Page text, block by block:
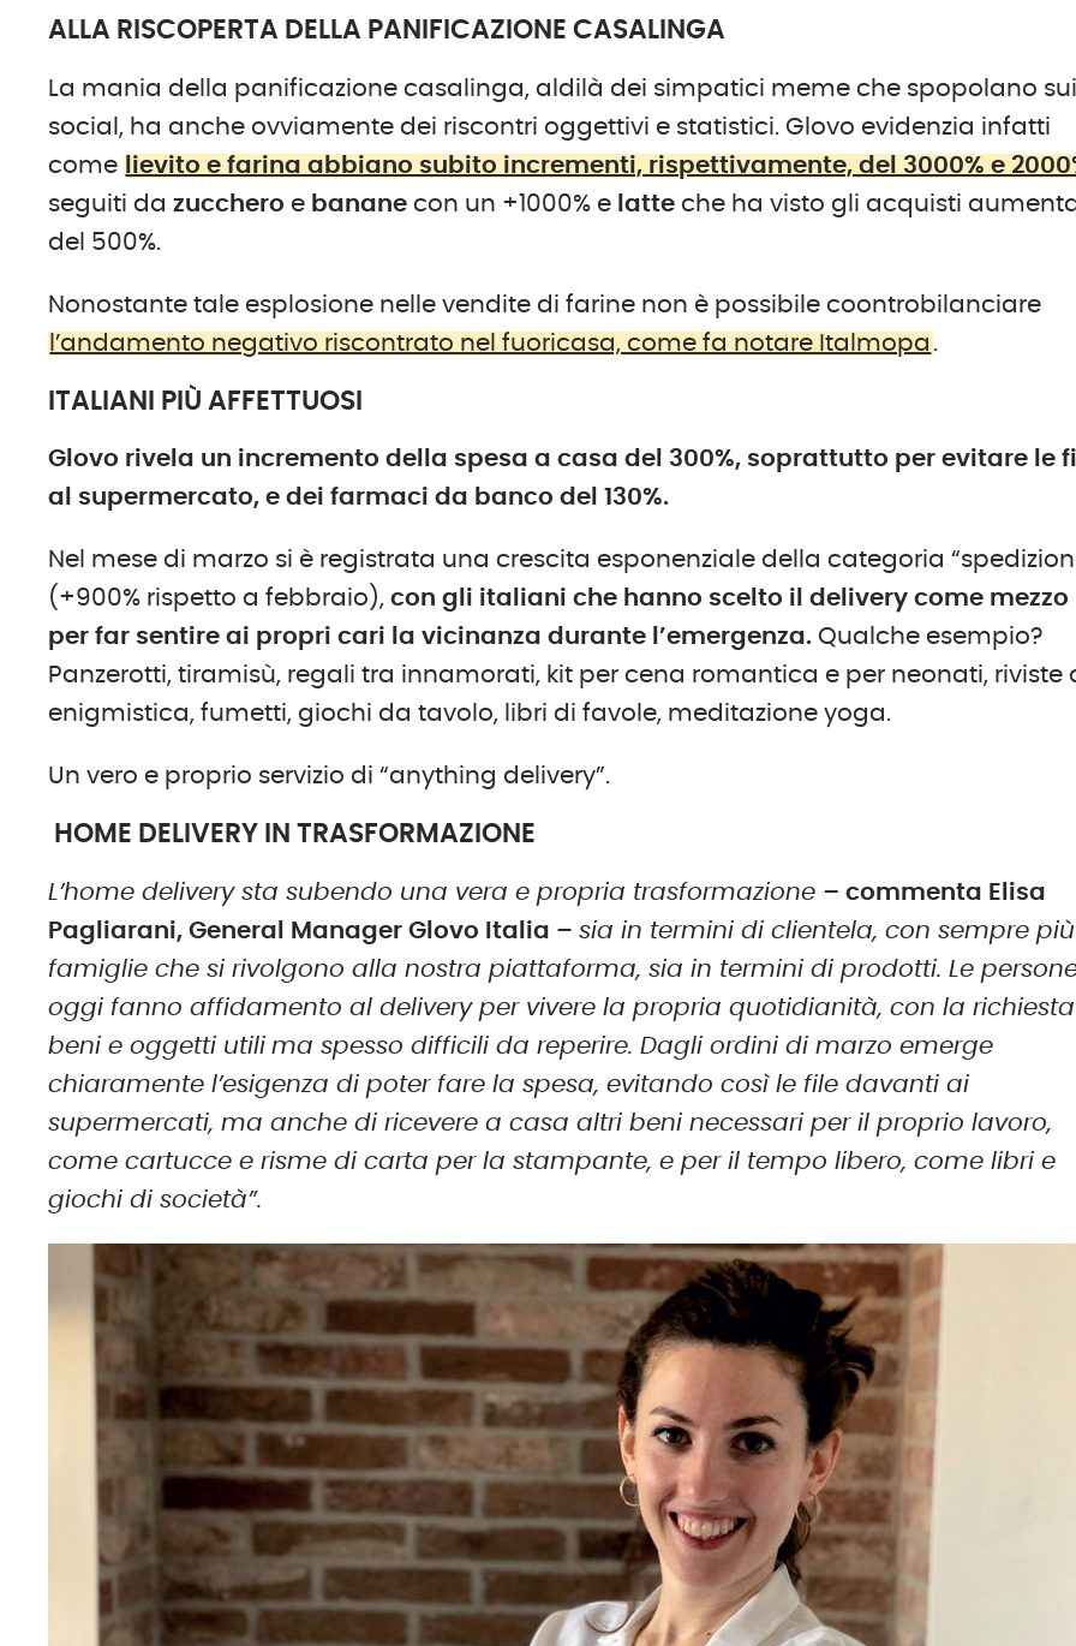
ALLA RISCOPERTA DELLA PANIFICAZIONE CASALINGA
La mania della panificazione casalinga, aldilà dei simpatici meme che spopolano
social, ha anche ovviamente dei riscontri oggettivi e statistici. Glovo evidenzia infatti
come
lievito e farina abbiano subito incrementi, rispettivamente, del 3000% e
seguiti dazucchero e banane con un +1000% e latte che ha visto gli acquisti
del 500%.
Nonostante tale esplosione nelle vendite di farine non è possibile coontrobilanciare
l’andamento negativo riscontrato nel fuoricasa, come fa notare Italmopa .
ITALIANI PIÙ AFFETTUOSI
Glovo rivela un incremento della spesa a casa del 300%, soprattutto per evitare le
al supermercato, e dei farmaci da banco del 130%.
Nel mese di marzo si è registrata una crescita esponenziale della categoria
(+900% rispetto a febbraio),con gli italiani che hanno scelto il delivery come mezzo
per far sentire ai propri cari la vicinanza durante l’emergenza. Qualche esempio?
Panzerotti, tiramisù, regali tra innamorati, kit per cena romantica e per neonati, riviste
enigmistica, fumetti, giochi da tavolo, libri di favole, meditazione yoga.
Un vero e proprio servizio di “anything delivery”.
HOME DELIVERY IN TRASFORMAZIONE
L’home delivery sta subendo una vera e propria trasformazione – commenta Elisa
Pagliarani, General Manager Glovo Italia –sia in termini di clientela, con sempre più
famiglie che si rivolgono alla nostra piattaforma, sia in termini di prodotti. Le
oggi fanno affidamento al delivery per vivere la propria quotidianità, con la
beni e oggetti utili ma spesso difficili da reperire. Dagli ordini di marzo emerge
chiaramente l’esigenza di poter fare la spesa, evitando così le file davanti ai
supermercati, ma anche di ricevere a casa altri beni necessari per il proprio lavoro,
come cartucce e risme di carta per la stampante, e per il tempo libero, come libri e
giochi di società”.